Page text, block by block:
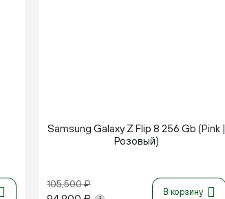
Samsung Galaxy Z Flip 8 256 Gb (Pink |
Розовый)
105,500₽
В корзину